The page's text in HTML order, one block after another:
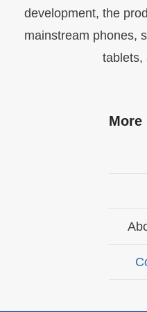
development, the
mainstream phones,
tablets,
More